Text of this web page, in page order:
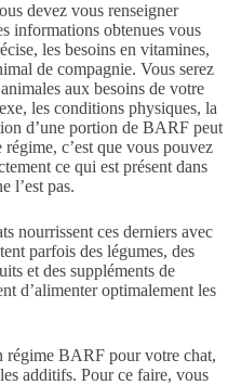
devez vous renseigner
informations obtenues vous
les besoins en vitamines,
de compagnie. Vous serez
aux besoins de votre
les conditions physiques, la
d’une portion de BARF peut
c’est que vous pouvez
ce qui est présent dans
l’est pas.
nourrissent ces derniers avec
parfois des légumes, des
et des suppléments de
d’alimenter optimalement les
régime BARF pour votre chat,
additifs. Pour ce faire, vous